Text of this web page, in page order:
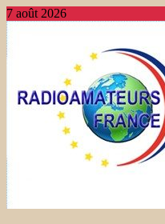
7 août 2026